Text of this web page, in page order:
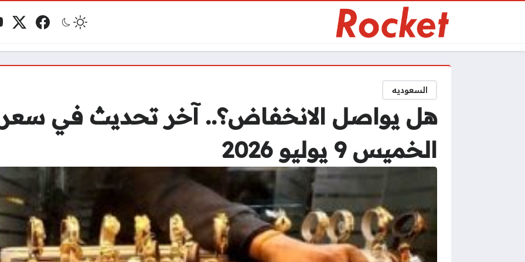
فيسبوك
السعوديه
هل يواصل الانخفاض؟.. آخر تحديث في سعر
الخميس 9 يوليو 2026